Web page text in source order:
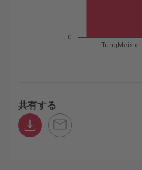
TungMeister
0
共有する